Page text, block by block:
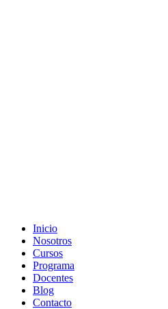
Inicio
Nosotros
Cursos
Programa
Docentes
Blog
Contacto